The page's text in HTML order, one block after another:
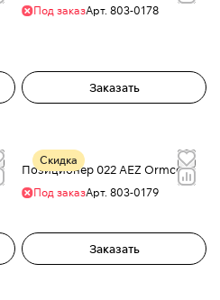
Под заказАрт. 803-0178
Заказать
Скидка
Позиционер 022 AEZ Ormco
Под заказАрт. 803-0179
Заказать